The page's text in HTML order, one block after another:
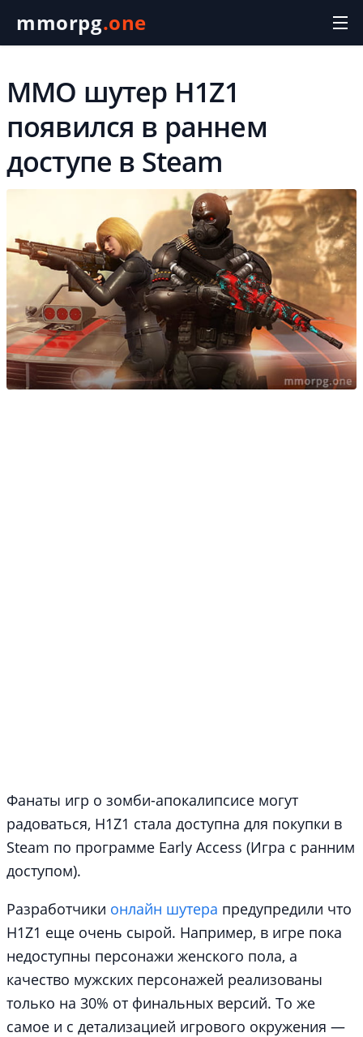
mmorpg.one
MMO шутер H1Z1
появился в раннем
доступе в Steam
Фанаты игр о зомби-апокалипсисе могут
радоваться, H1Z1 стала доступна для покупки в
Steam по программе Early Access (Игра с ранним
доступом).
Разработчики онлайн шутера предупредили что
H1Z1 еще очень сырой. Например, в игре пока
недоступны персонажи женского пола, а
качество мужских персонажей реализованы
только на 30% от финальных версий. То же
самое и с детализацией игрового окружения —